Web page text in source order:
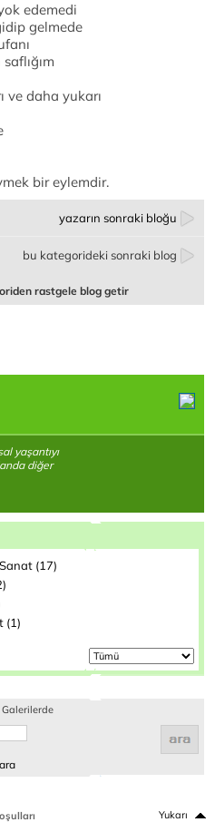
edemedi
gelmede
ve daha yukarı
bir eylemdir.
yazarın sonraki bloğu
bu kategorideki sonraki blog
rastgele blog getir
yaşantıyı
diğer
(17)
(1)
Galerilerde
Yukarı